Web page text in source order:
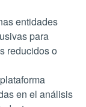
entidades
para
reducidos o
en el análisis